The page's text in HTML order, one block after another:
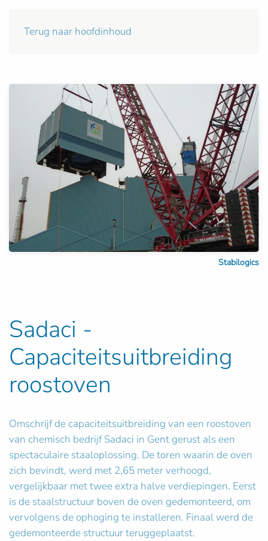
Terug naar hoofdinhoud
Stabilogics
Sadaci -
Capaciteitsuitbreiding
roostoven
Omschrijf de capaciteitsuitbreiding van een roostoven
van chemisch bedrijf Sadaci in Gent gerust als een
spectaculaire staaloplossing. De toren waarin de oven
zich bevindt, werd met 2,65 meter verhoogd,
vergelijkbaar met twee extra halve verdiepingen. Eerst
is de staalstructuur boven de oven gedemonteerd, om
vervolgens de ophoging te installeren. Finaal werd de
gedemonteerde structuur teruggeplaatst.